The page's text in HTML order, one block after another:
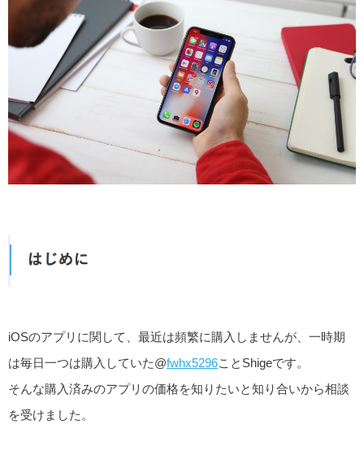
iOSのアプリに関して、最近は頻繁に購入しませんが、一時期
は毎日一つは購入していた@fwhx5296ことShigeです。
そんな購入済みのアプリの価格を知りたいと知り合いから相談
を受けました。